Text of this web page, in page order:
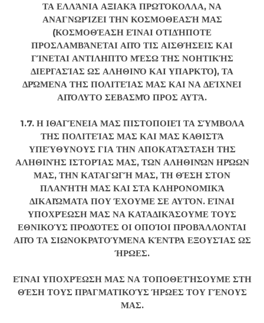
ΤΑ ΕΛΛΆΝΙΑ ΑΞΙΑΚΆ ΠΡΩΤΌΚΟΛΛΑ, ΝΑ
ΑΝΑΓΝΩΡΊΖΕΙ ΤΗΝ ΚΟΣΜΟΘΕΑΣΉ ΜΑΣ
(ΚΟΣΜΟΘΈΑΣΗ ΕΊΝΑΙ ΟΤΙΔΉΠΟΤΕ
ΠΡΟΣΛΑΜΒΆΝΕΤΑΙ ΑΠΌ ΤΙΣ ΑΙΣΘΉΣΕΙΣ ΚΑΙ
ΓΊΝΕΤΑΙ ΑΝΤΙΛΗΠΤΌ ΜΈΣΩ ΤΗΣ ΝΟΗΤΙΚΉΣ
ΔΙΕΡΓΑΣΊΑΣ ΩΣ ΑΛΗΘΙΝΌ ΚΑΙ ΥΠΑΡΚΤΌ), ΤΑ
ΔΡΏΜΕΝΑ ΤΗΣ ΠΟΛΙΤΕΊΑΣ ΜΑΣ ΚΑΙ ΝΑ ΔΕΊΧΝΕΙ
ΑΠΌΛΥΤΟ ΣΕΒΑΣΜΌ ΠΡΟΣ ΑΥΤΆ.
1.7. Η ΙΘΑΓΈΝΕΙΑ ΜΑΣ ΠΙΣΤΟΠΟΙΕΊ ΤΑ ΣΎΜΒΟΛΑ
ΤΗΣ ΠΟΛΙΤΕΊΑΣ ΜΑΣ ΚΑΙ ΜΑΣ ΚΑΘΙΣΤΆ
ΥΠΕΎΘΥΝΟΥΣ ΓΙΑ ΤΗΝ ΑΠΟΚΑΤΆΣΤΑΣΗ ΤΗΣ
ΑΛΗΘΙΝΉΣ ΙΣΤΟΡΊΑΣ ΜΑΣ, ΤΩΝ ΑΛΗΘΙΝΏΝ ΗΡΏΩΝ
ΜΑΣ, ΤΗΝ ΚΑΤΑΓΩΓΉ ΜΑΣ, ΤΗ ΘΈΣΗ ΣΤΟΝ
ΠΛΑΝΉΤΗ ΜΑΣ ΚΑΙ ΣΤΑ ΚΛΗΡΟΝΟΜΙΚΆ
ΔΙΚΑΙΏΜΑΤΑ ΠΟΥ ΈΧΟΥΜΕ ΣΕ ΑΥΤΌΝ. ΕΊΝΑΙ
ΥΠΟΧΡΈΩΣΗ ΜΑΣ ΝΑ ΚΑΤΑΔΙΚΆΣΟΥΜΕ ΤΟΥΣ
ΕΘΝΙΚΟΎΣ ΠΡΟΔΌΤΕΣ ΟΙ ΟΠΟΊΟΙ ΠΡΟΒΆΛΛΟΝΤΑΙ
ΑΠΌ ΤΑ ΣΙΩΝΟΚΡΑΤΟΎΜΕΝΑ ΚΈΝΤΡΑ ΕΞΟΥΣΊΑΣ ΩΣ
ΉΡΩΕΣ.
ΕΊΝΑΙ ΥΠΟΧΡΈΩΣΗ ΜΑΣ ΝΑ ΤΟΠΟΘΕΤΉΣΟΥΜΕ ΣΤΗ
ΘΈΣΗ ΤΟΥΣ ΠΡΑΓΜΑΤΙΚΟΎΣ ΉΡΩΕΣ ΤΟΥ ΓΈΝΟΥΣ
ΜΑΣ.